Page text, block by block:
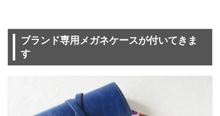
ブランド専用メガネケースが付いてきま
す